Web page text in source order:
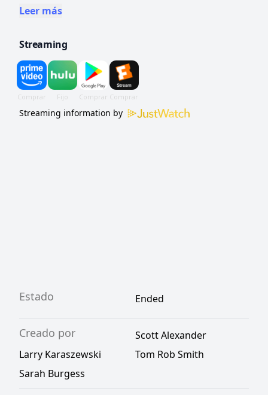
basada en crímenes reales.
Leer más
Streaming
Streaming information by
Estado Ended
Creado por
Scott Alexander
Larry Karaszewski
Tom Rob Smith
Sarah Burgess